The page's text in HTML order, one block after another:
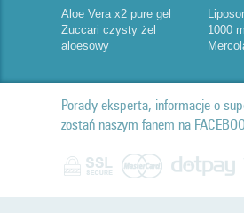
Aloe Vera x2 pure gel
Zuccari czysty żel
aloesowy
1000
Porady eksperta, informacje o
zostań naszym fanem na